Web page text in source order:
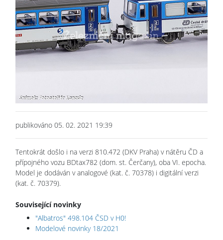
publikováno 05. 02. 2021 19:39
Tentokrát došlo i na verzi 810.472 (DKV Praha) v nátěru ČD a
přípojného vozu BDtax782 (dom. st. Čerčany), oba VI. epocha.
Model je dodáván v analogové (kat. č. 70378) i digitální verzi
(kat. č. 70379).
Související novinky
"Albatros" 498.104 ČSD v H0!
Modelové novinky 18/2021